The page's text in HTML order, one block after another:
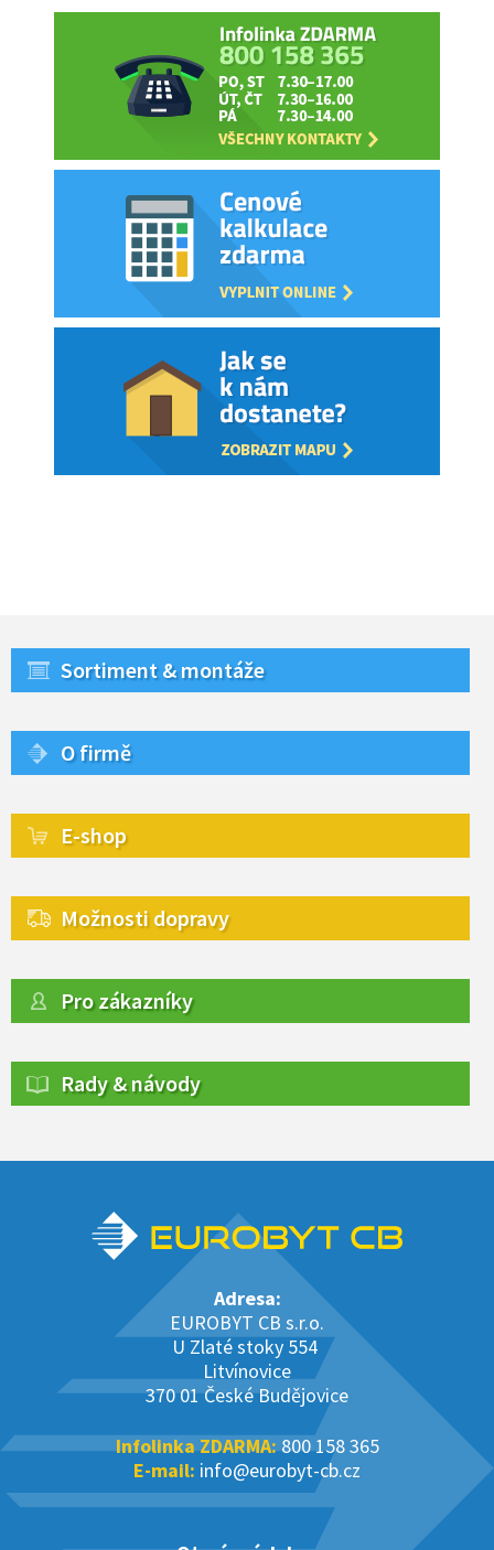
Sortiment & montáže
O firmě
E-shop
Možnosti dopravy
Pro zákazníky
Rady & návody
Adresa:
EUROBYT CB s.r.o.
U Zlaté stoky 554
Litvínovice
370 01 České Budějovice
Infolinka ZDARMA:800 158 365
E-mail: info@eurobyt-cb.cz